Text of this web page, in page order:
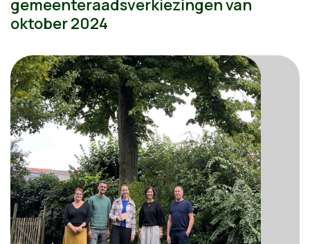
gemeenteraadsverkiezingen van
oktober 2024